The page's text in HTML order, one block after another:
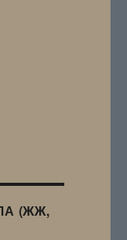
(ЖЖ,